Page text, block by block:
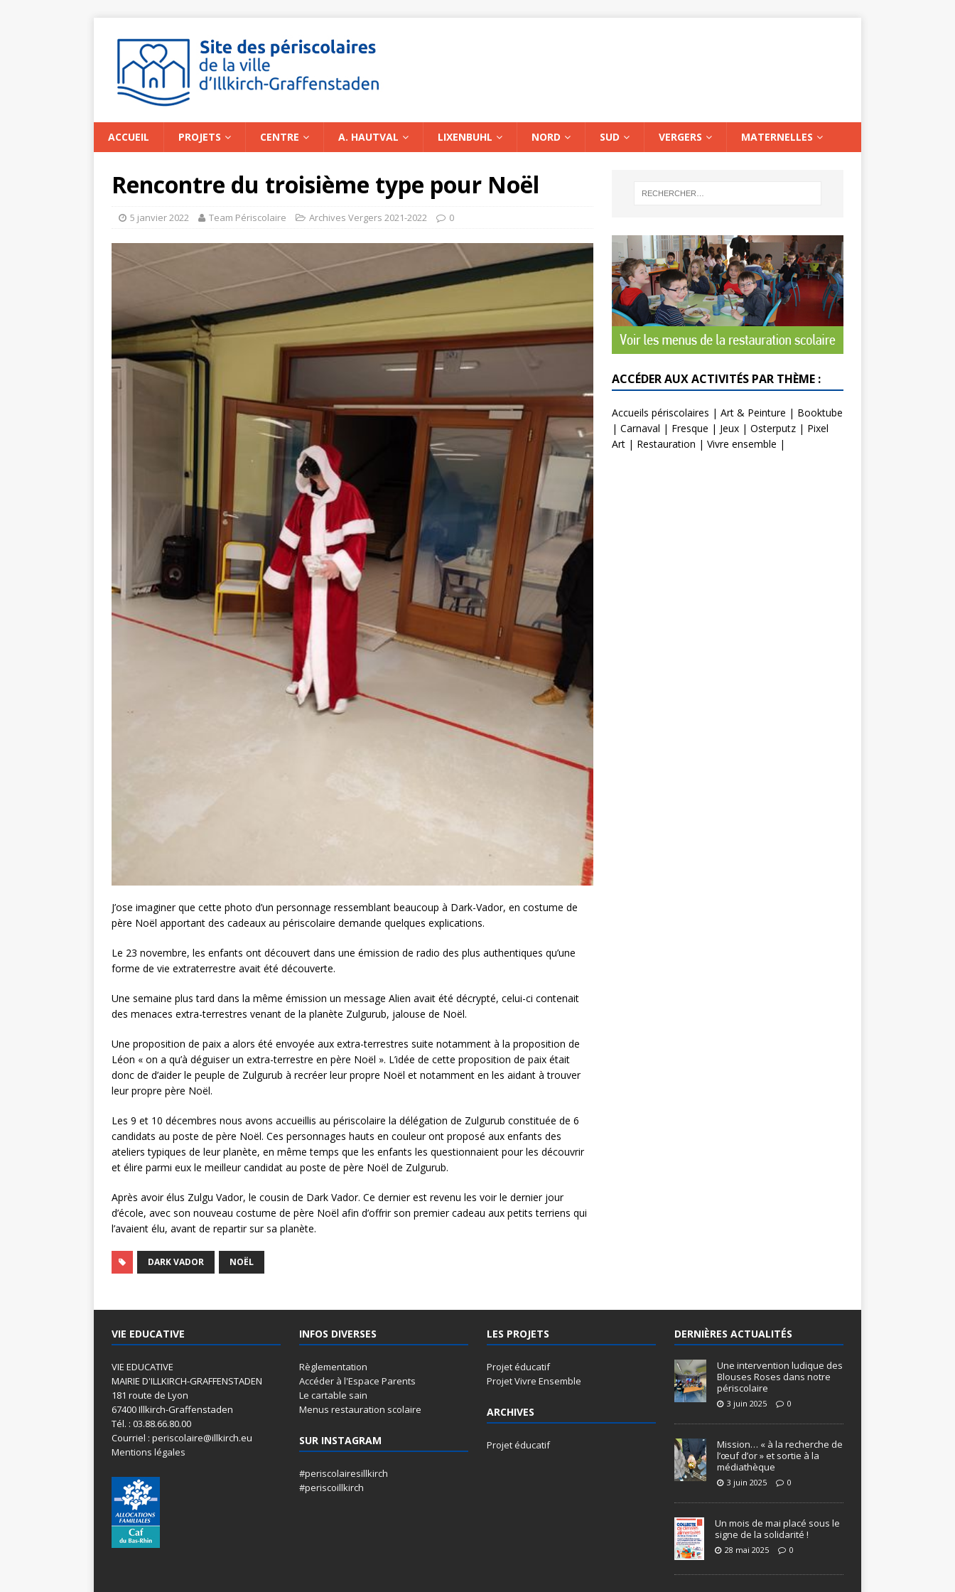
ACCUEIL PROJETS CENTRE A. HAUTVAL LIXENBUHL NORD SUD VERGERS MATERNELLES
Rencontre du troisième type pour Noël
5 janvier 2022 Team Périscolaire Archives Vergers 2021-2022 0
J’ose imaginer que cette photo d’un personnage ressemblant beaucoup à Dark-Vador, en costume de
père Noël apportant des cadeaux au périscolaire demande quelques explications.
Le 23 novembre, les enfants ont découvert dans une émission de radio des plus authentiques qu’une
forme de vie extraterrestre avait été découverte.
Une semaine plus tard dans la même émission un message Alien avait été décrypté, celui-ci contenait
des menaces extra-terrestres venant de la planète Zulgurub, jalouse de Noël.
Une proposition de paix a alors été envoyée aux extra-terrestres suite notamment à la proposition de
Léon « on a qu’à déguiser un extra-terrestre en père Noël ». L’idée de cette proposition de paix était
donc de d’aider le peuple de Zulgurub à recréer leur propre Noël et notamment en les aidant à trouver
leur propre père Noël.
Les 9 et 10 décembres nous avons accueillis au périscolaire la délégation de Zulgurub constituée de 6
candidats au poste de père Noël. Ces personnages hauts en couleur ont proposé aux enfants des
ateliers typiques de leur planète, en même temps que les enfants les questionnaient pour les découvrir
et élire parmi eux le meilleur candidat au poste de père Noël de Zulgurub.
Après avoir élus Zulgu Vador, le cousin de Dark Vador. Ce dernier est revenu les voir le dernier jour
d’école, avec son nouveau costume de père Noël afin d’offrir son premier cadeau aux petits terriens qui
l’avaient élu, avant de repartir sur sa planète.
DARK VADOR NOËL
ACCÉDER AUX ACTIVITÉS PAR THÈME :
Accueils périscolaires | Art & Peinture | Booktube
| Carnaval | Fresque | Jeux| Osterputz| Pixel
Art| Restauration | Vivre ensemble |
VIE EDUCATIVE
VIE EDUCATIVE
MAIRIE D'ILLKIRCH-GRAFFENSTADEN
181 route de Lyon
67400 Illkirch-Graffenstaden
Tél. : 03.88.66.80.00
Courriel : periscolaire@illkirch.eu
Mentions légales
INFOS DIVERSES
Règlementation
Accéder à l'Espace Parents
Le cartable sain
Menus restauration scolaire
SUR INSTAGRAM
#periscolairesillkirch
#periscoillkirch
LES PROJETS
Projet éducatif
Projet Vivre Ensemble
ARCHIVES
Projet éducatif
DERNIÈRES ACTUALITÉS
Une intervention ludique des
Blouses Roses dans notre
périscolaire
3 juin 2025 0
Mission… « à la recherche de
l’œuf d’or » et sortie à la
médiathèque
3 juin 2025 0
Un mois de mai placé sous le
signe de la solidarité !
28 mai 2025 0